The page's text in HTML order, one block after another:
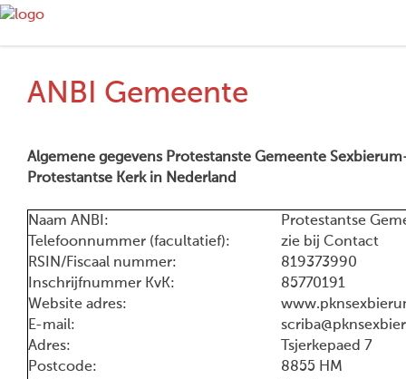
ANBI Gemeente
Algemene gegevens Protestanste Gemeente
Protestantse Kerk in Nederland
Naam ANBI:
Protestantse
Telefoonnummer (facultatief):
zie bij Contact
RSIN/Fiscaal nummer:
819373990
Inschrijfnummer KvK:
85770191
Website adres:
E-mail:
Adres:
Tsjerkepaed 7
Postcode:
8855 HM